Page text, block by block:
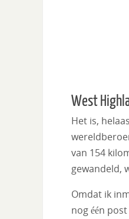
West
Het is,
van 154
gewandeld,
Omdat ik
nog één